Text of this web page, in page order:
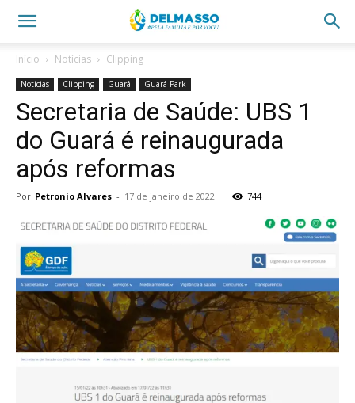
Início Notícias Clipping
Notícias Clipping Guará Guará Park
Secretaria de Saúde: UBS 1
do Guará é reinaugurada
após reformas
Por Petronio Alvares - 17 de janeiro de 2022 744